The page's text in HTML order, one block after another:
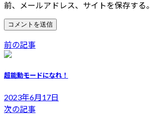
前、メールアドレス、サイトを保存する。
前の記事
超能動モードになれ！
2023年6月17日
次の記事